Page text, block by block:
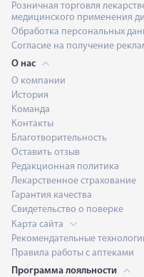
Розничная торговля
медицинского применения
Обработка персональных
Согласие на получение
О нас
О компании
История
Команда
Контакты
Благотворительность
Оставить отзыв
Редакционная политика
Лекарственное страхование
Гарантия качества
Свидетельство о поверке
Карта сайта
Рекомендательные
Правила работы с аптеками
Программа лояльности